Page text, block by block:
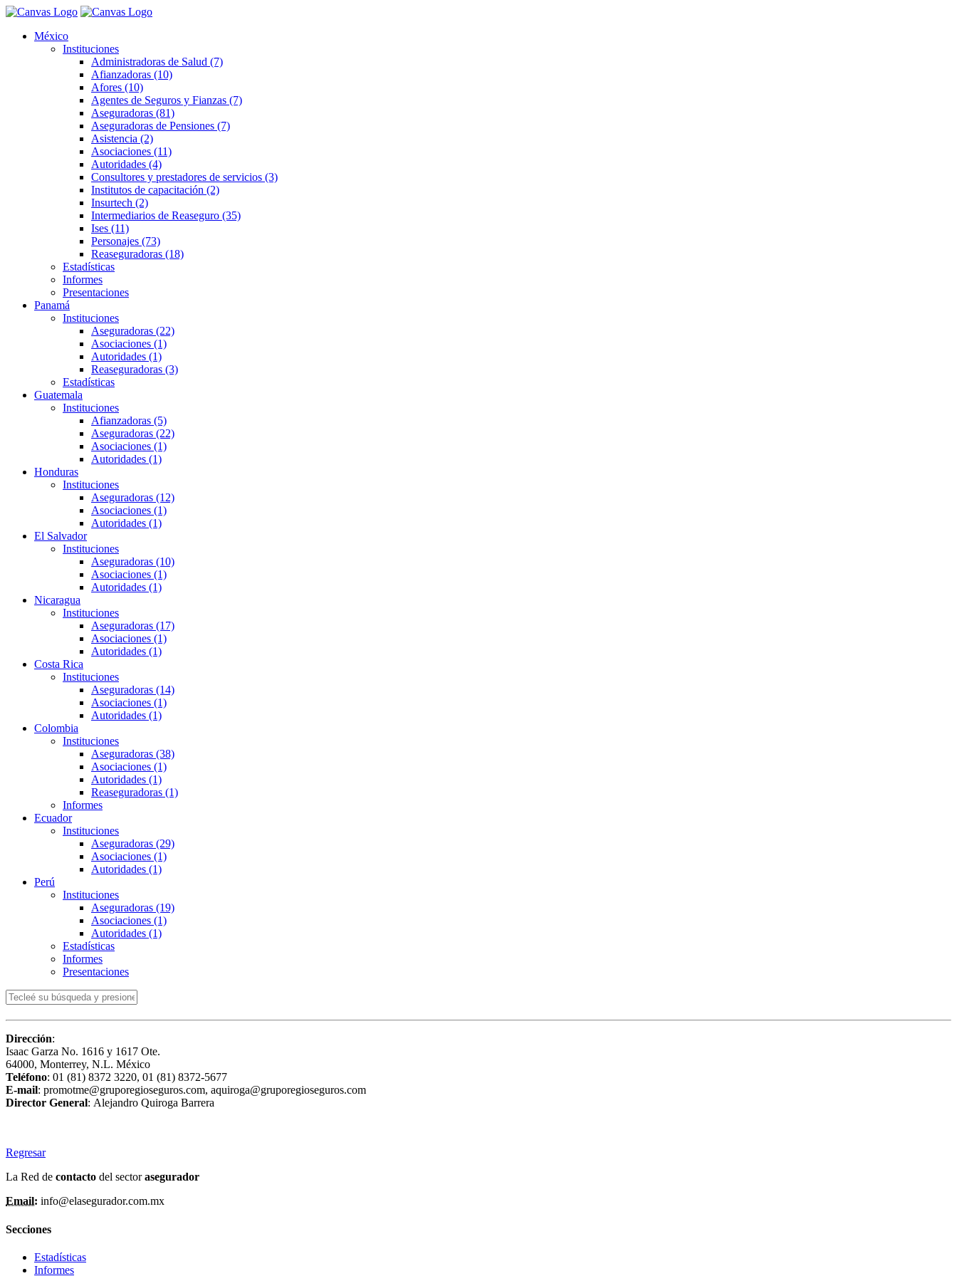
México
Instituciones
Administradoras de Salud (7)
Afianzadoras (10)
Afores (10)
Agentes de Seguros y Fianzas (7)
Aseguradoras (81)
Aseguradoras de Pensiones (7)
Asistencia (2)
Asociaciones (11)
Autoridades (4)
Consultores y prestadores de servicios (3)
Institutos de capacitación (2)
Insurtech (2)
Intermediarios de Reaseguro (35)
Ises (11)
Personajes (73)
Reaseguradoras (18)
Estadísticas
Informes
Presentaciones
Panamá
Instituciones
Aseguradoras (22)
Asociaciones (1)
Autoridades (1)
Reaseguradoras (3)
Estadísticas
Guatemala
Instituciones
Afianzadoras (5)
Aseguradoras (22)
Asociaciones (1)
Autoridades (1)
Honduras
Instituciones
Aseguradoras (12)
Asociaciones (1)
Autoridades (1)
El Salvador
Instituciones
Aseguradoras (10)
Asociaciones (1)
Autoridades (1)
Nicaragua
Instituciones
Aseguradoras (17)
Asociaciones (1)
Autoridades (1)
Costa Rica
Instituciones
Aseguradoras (14)
Asociaciones (1)
Autoridades (1)
Colombia
Instituciones
Aseguradoras (38)
Asociaciones (1)
Autoridades (1)
Reaseguradoras (1)
Informes
Ecuador
Instituciones
Aseguradoras (29)
Asociaciones (1)
Autoridades (1)
Perú
Instituciones
Aseguradoras (19)
Asociaciones (1)
Autoridades (1)
Estadísticas
Informes
Presentaciones
Dirección:
Isaac Garza No. 1616 y 1617 Ote.
64000, Monterrey, N.L. México
Teléfono: 01 (81) 8372 3220, 01 (81) 8372-5677
E-mail: promotme@gruporegioseguros.com, aquiroga@gruporegioseguros.com
Director General: Alejandro Quiroga Barrera
Regresar
La Red de contacto del sectorasegurador
Email: info@elasegurador.com.mx
Secciones
Estadísticas
Informes